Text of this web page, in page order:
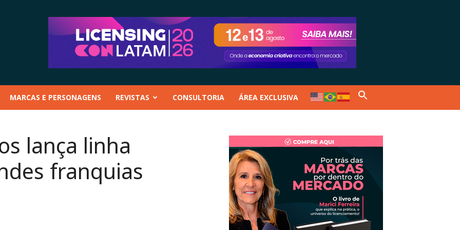
MARCAS E PERSONAGENS REVISTAS CONSULTORIA ÁREA EXCLUSIVA
lança linha
franquias